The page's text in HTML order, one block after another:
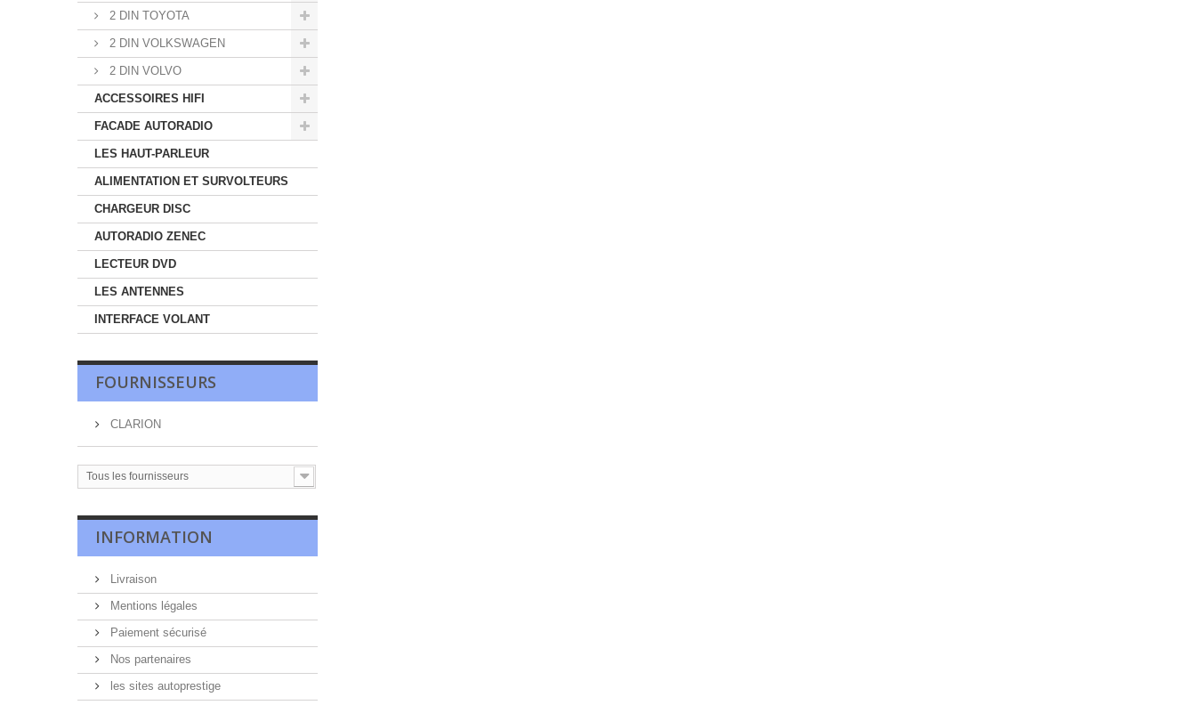
2 DIN TOYOTA
2 DIN VOLKSWAGEN
2 DIN VOLVO
ACCESSOIRES HIFI
FACADE AUTORADIO
LES HAUT-PARLEUR
ALIMENTATION ET SURVOLTEURS
CHARGEUR DISC
AUTORADIO ZENEC
LECTEUR DVD
LES ANTENNES
INTERFACE VOLANT
FOURNISSEURS
CLARION
Tous les fournisseurs
INFORMATION
Livraison
Mentions légales
Paiement sécurisé
Nos partenaires
les sites autoprestige